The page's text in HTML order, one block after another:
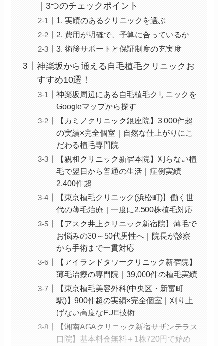
｜3つのチェックポイント
1. 実績のあるクリニックを選ぶ
2. 費用が明確で、予算に合っているか
3. 術後サポートと保証制度の充実度
神楽坂から通える自毛植毛クリニックお
すすめ10選！
神楽坂周辺にある自毛植毛クリニックを
Googleマップから探す
【カミノクリニック銀座院】3,000件超
の実績×完全個室｜自然な仕上がりにこ
だわる植毛専門院
【親和クリニック新宿本院】刈らない植
毛で翌日から普通の生活｜症例実績
2,400件超
【東京植毛クリニック(浜松町)】働く世
代の薄毛治療｜一度に2,500株植毛対応
【アスク井上クリニック新宿院】薄毛で
お悩みの30～50代男性へ｜院長が診察
から手術まで一貫対応
【アイランドタワークリニック新宿院】
薄毛治療の専門院｜39,000件の植毛実績
【東京植毛美容外科(中央区・新富町
駅)】900件超の実績×完全個室｜刈り上
げない高度なFUE技術
【湘南AGAクリニック新宿サザンテラス
口院】基本料金無料＋1株720円で始め